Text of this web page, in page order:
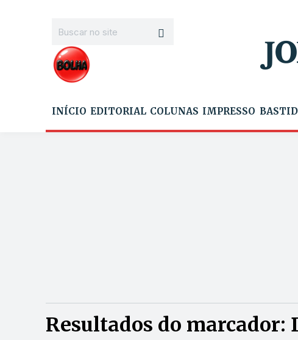
INÍCIO EDITORIAL COLUNAS IMPRESSO
Resultados do marcador: